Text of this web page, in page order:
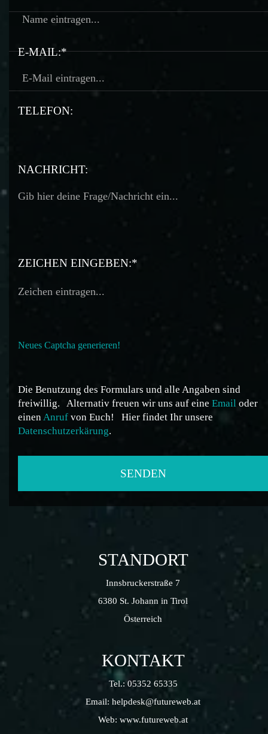
E-MAIL:*
TELEFON:
TELEFON:
NACHRICHT:
ZEICHEN EINGEBEN:*
Neues Captcha generieren!
Die Benutzung des Formulars und alle Angaben sind
freiwillig.
Alternativ freuen wir uns auf eine Email oder
einenAnruf von Euch!
Hier findet Ihr unsere
Datenschutzerkärung.
STANDORT
Innsbruckerstraße 7
6380 St. Johann in Tirol
Österreich
KONTAKT
Tel.: 05352 65335
Email: helpdesk@futureweb.at
Web: www.futureweb.at